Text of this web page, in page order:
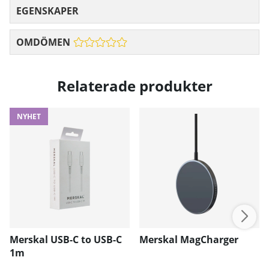
EGENSKAPER
OMDÖMEN
Relaterade produkter
NYHET
Merskal USB-C to USB-C
1m
Merskal MagCharger